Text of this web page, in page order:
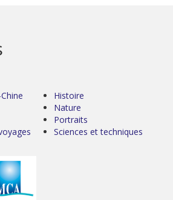
Histoire
Nature
Portraits
Sciences et techniques